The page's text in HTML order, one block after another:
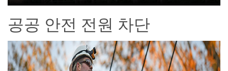
공공 안전 전원 차단